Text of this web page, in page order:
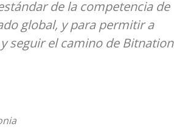
de la competencia de
global, y para permitir a
seguir el camino de Bitnation